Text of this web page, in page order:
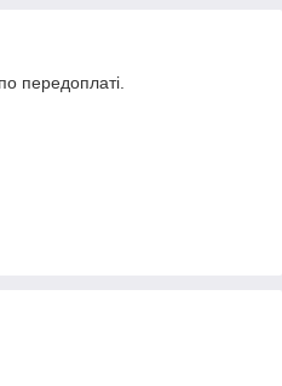
передоплаті.